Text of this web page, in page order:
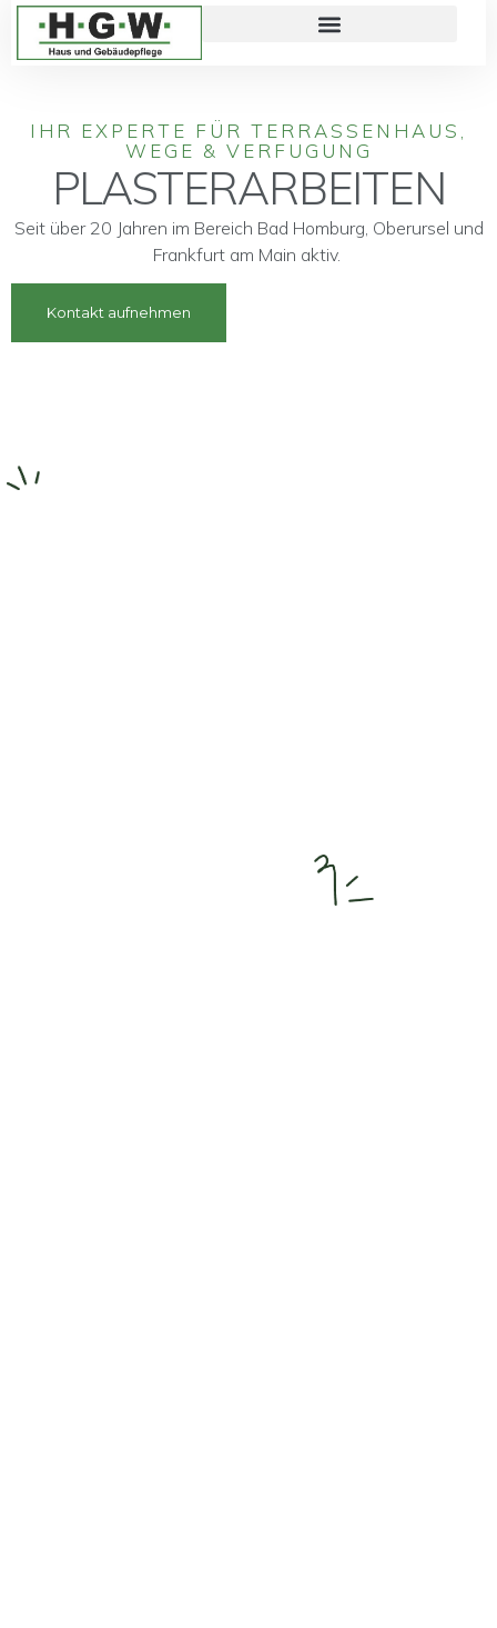
IHR EXPERTE FÜR TERRASSENHAUS,
WEGE & VERFUGUNG
PLASTERARBEITEN
Seit über 20 Jahren im Bereich Bad Homburg, Oberursel und
Frankfurt am Main aktiv.
Kontakt aufnehmen